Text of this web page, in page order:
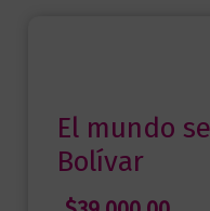
El mundo
Bolívar